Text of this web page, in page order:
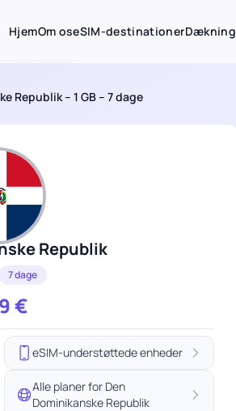
HjemOm oseSIM-destinationerDækning
Republik – 1 GB – 7 dage
Republik
7 dage
€
eSIM-understøttede enheder
Alle planer for Den
Dominikanske Republik